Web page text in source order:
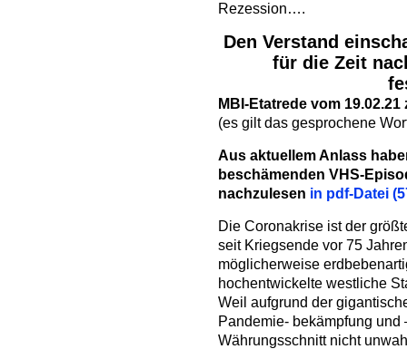
Rezession….
Den Verstand
für die Zeit
MBI-Etatrede vom
(es gilt das gesprochene
Aus aktuellem Anlass
beschämenden VHS-
nachzulesen in pdf-Datei
Die Coronakrise ist der
seit Kriegsende vor 75
möglicherweise
hochentwickelte westliche
Weil aufgrund der
Pandemie- bekämpfung
Währungsschnitt nicht